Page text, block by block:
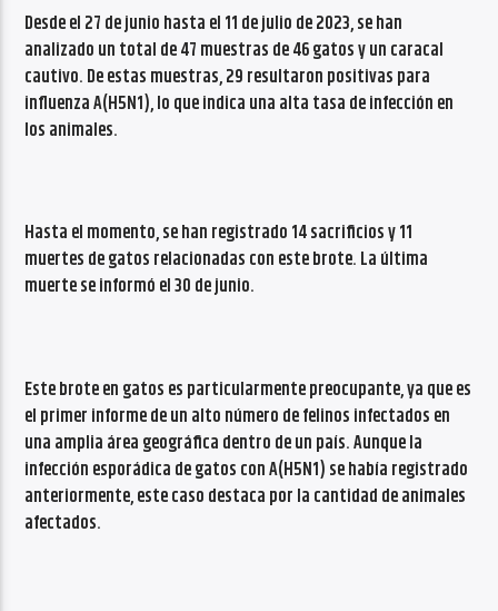
Desde el 27 de junio hasta el 11 de julio de 2023, se han
analizado un total de 47 muestras de 46 gatos y un caracal
cautivo. De estas muestras, 29 resultaron positivas para
influenza A(H5N1), lo que indica una alta tasa de infección en
los animales.
Hasta el momento, se han registrado 14 sacrificios y 11
muertes de gatos relacionadas con este brote. La última
muerte se informó el 30 de junio.
Este brote en gatos es particularmente preocupante, ya que es
el primer informe de un alto número de felinos infectados en
una amplia área geográfica dentro de un país. Aunque la
infección esporádica de gatos con A(H5N1) se había registrado
anteriormente, este caso destaca por la cantidad de animales
afectados.